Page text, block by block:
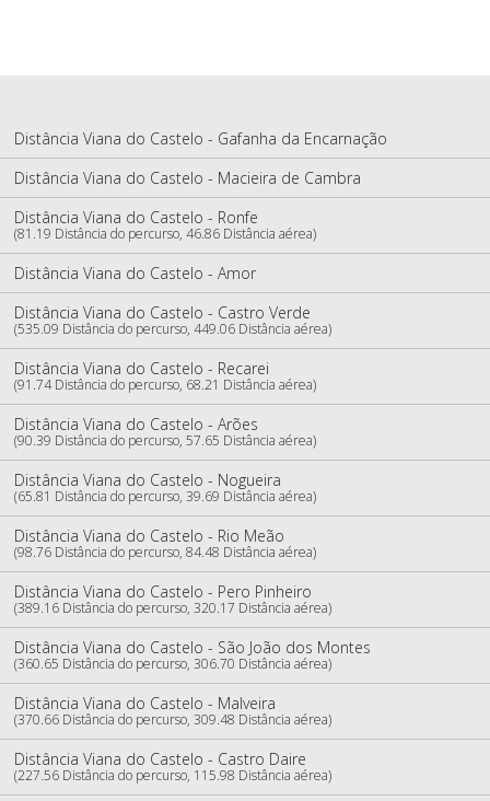
Distância Viana do Castelo - Gafanha da Encarnação
Distância Viana do Castelo - Macieira de Cambra
Distância Viana do Castelo - Ronfe
(81.19 Distância do percurso, 46.86 Distância aérea)
Distância Viana do Castelo - Amor
Distância Viana do Castelo - Castro Verde
(535.09 Distância do percurso, 449.06 Distância aérea)
Distância Viana do Castelo - Recarei
(91.74 Distância do percurso, 68.21 Distância aérea)
Distância Viana do Castelo - Arões
(90.39 Distância do percurso, 57.65 Distância aérea)
Distância Viana do Castelo - Nogueira
(65.81 Distância do percurso, 39.69 Distância aérea)
Distância Viana do Castelo - Rio Meão
(98.76 Distância do percurso, 84.48 Distância aérea)
Distância Viana do Castelo - Pero Pinheiro
(389.16 Distância do percurso, 320.17 Distância aérea)
Distância Viana do Castelo - São João dos Montes
(360.65 Distância do percurso, 306.70 Distância aérea)
Distância Viana do Castelo - Malveira
(370.66 Distância do percurso, 309.48 Distância aérea)
Distância Viana do Castelo - Castro Daire
(227.56 Distância do percurso, 115.98 Distância aérea)